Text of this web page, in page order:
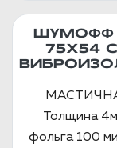
ШУМОФФ
75Х54
Толщина
фольга 100